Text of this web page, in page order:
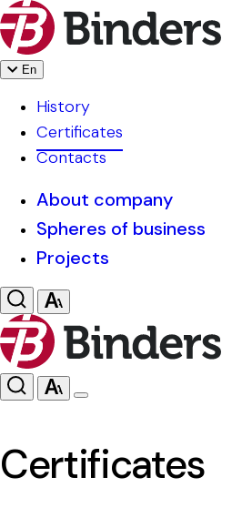
En
History
Certificates
Contacts
About company
Spheres of business
Projects
Certificates